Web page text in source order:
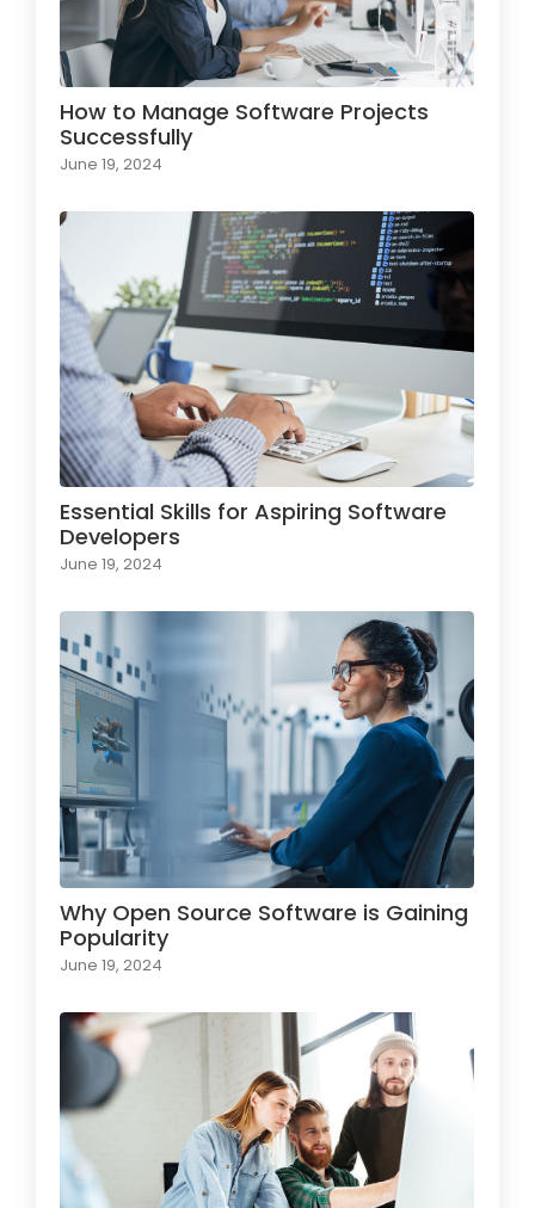
How to Manage Software Projects
Successfully
June 19, 2024
Essential Skills for Aspiring Software
Developers
June 19, 2024
Why Open Source Software is Gaining
Popularity
June 19, 2024